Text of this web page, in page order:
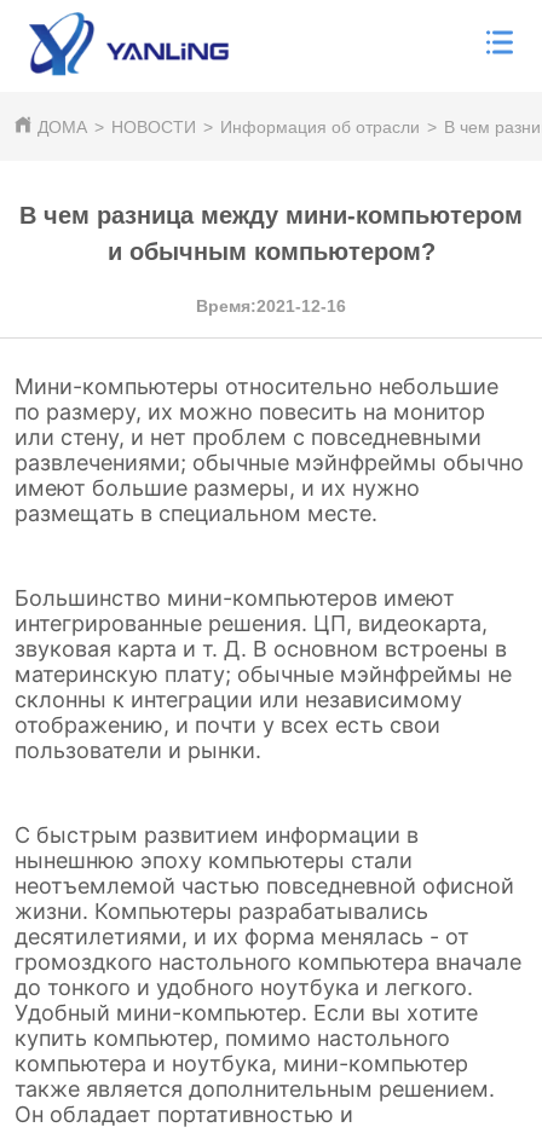
ДОМА > НОВОСТИ > Информация об отрасли > В чем
В чем разница между мини-компьютером
и обычным компьютером?
Время:2021-12-16